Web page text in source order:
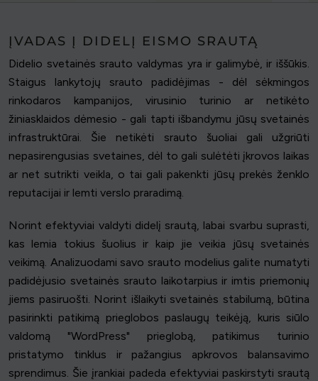
ĮVADAS Į DIDELĮ EISMO SRAUTĄ
Didelio svetainės srauto valdymas yra ir galimybė, ir iššūkis.
Staigus lankytojų srauto padidėjimas - dėl sėkmingos
rinkodaros kampanijos, virusinio turinio ar netikėto
žiniasklaidos dėmesio - gali tapti išbandymu jūsų svetainės
infrastruktūrai. Šie netikėti srauto šuoliai gali užgriūti
nepasirengusias svetaines, dėl to gali sulėtėti įkrovos laikas
ar net sutrikti veikla, o tai gali pakenkti jūsų prekės ženklo
reputacijai ir lemti verslo praradimą.
Norint efektyviai valdyti didelį srautą, labai svarbu suprasti,
kas lemia tokius šuolius ir kaip jie veikia jūsų svetainės
veikimą. Analizuodami savo srauto modelius galite numatyti
padidėjusio svetainės srauto laikotarpius ir imtis priemonių
jiems pasiruošti. Norint išlaikyti svetainės stabilumą, būtina
pasirinkti patikimą prieglobos paslaugų teikėją, kuris siūlo
valdomą "WordPress" prieglobą, patikimus turinio
pristatymo tinklus ir pažangius apkrovos balansavimo
sprendimus. Šie įrankiai padeda efektyviai paskirstyti srautą